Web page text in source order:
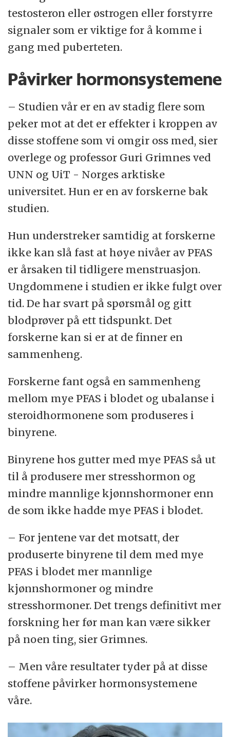
testosteron eller østrogen eller forstyrre
signaler som er viktige for å komme i
gang med puberteten.
Påvirker hormonsystemene
– Studien vår er en av stadig flere som
peker mot at det er effekter i kroppen av
disse stoffene som vi omgir oss med, sier
overlege og professor Guri Grimnes ved
UNN og UiT - Norges arktiske
universitet. Hun er en av forskerne bak
studien.
Hun understreker samtidig at forskerne
ikke kan slå fast at høye nivåer av PFAS
er årsaken til tidligere menstruasjon.
Ungdommene i studien er ikke fulgt over
tid. De har svart på spørsmål og gitt
blodprøver på ett tidspunkt. Det
forskerne kan si er at de finner en
sammenheng.
Forskerne fant også en sammenheng
mellom mye PFAS i blodet og ubalanse i
steroidhormonene som produseres i
binyrene.
Binyrene hos gutter med mye PFAS så ut
til å produsere mer stresshormon og
mindre mannlige kjønnshormoner enn
de som ikke hadde mye PFAS i blodet.
– For jentene var det motsatt, der
produserte binyrene til dem med mye
PFAS i blodet mer mannlige
kjønnshormoner og mindre
stresshormoner. Det trengs definitivt mer
forskning her før man kan være sikker
på noen ting, sier Grimnes.
– Men våre resultater tyder på at disse
stoffene påvirker hormonsystemene
våre.